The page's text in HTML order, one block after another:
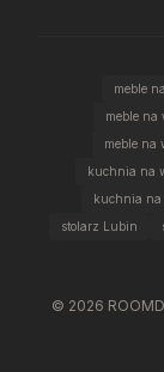
meble
meble na
meble na
kuchnia na
kuchnia na
stolarz Lubin
© 2026